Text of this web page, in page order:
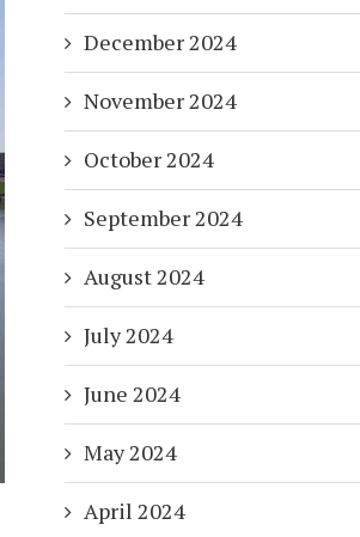
December 2024
November 2024
October 2024
September 2024
August 2024
July 2024
June 2024
May 2024
April 2024